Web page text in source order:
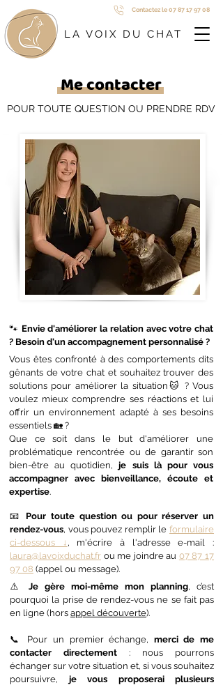
LA VOIX DU CHAT
Contactez le 07 87 17 97 08
Me contacter
POUR TOUTE QUESTION OU PRENDRE RDV
🐾 Envie d'améliorer la relation avec votre chat
? Besoin d'un accompagnement personnalisé ?
Vous êtes confronté à des comportements dits
gênants de votre chat et souhaitez trouver des
solutions pour améliorer la situation🐱 ? Vous
voulez mieux comprendre ses réactions et lui
offrir un environnement adapté à ses besoins
essentiels 🏡 ?
Que ce soit dans le but d'améliorer une
problématique rencontrée ou de garantir son
bien-être au quotidien,je suis là pour vous
accompagner avec bienveillance, écoute et
expertise.
📧 Pour toute question ou pour réserver un
rendez-vous, vous pouvez remplir le formulaire
ci-dessous ↓ , m'écrire à l'adresse e-mail :
laura@lavoixduchat.fr ou me joindre au 07 87 17
97 08 (appel ou message).
⚠️ Je gère moi-même mon planning, c’est
pourquoi la prise de rendez-vous ne se fait pas
en ligne (hors appel découverte).
📞 Pour un premier échange, merci de me
contacter directement : nous pourrons
échanger sur votre situation et, si vous souhaitez
poursuivre, je vous proposerai plusieurs